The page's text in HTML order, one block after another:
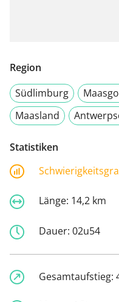
Region
Südlimburg
Maasland
Statistiken
Länge: 14,2 km
Dauer: 02u54
Gesamtaufstieg: